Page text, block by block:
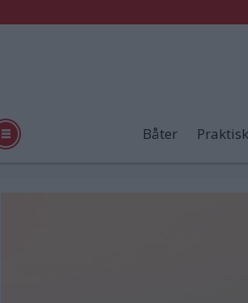
Båter Praktisk